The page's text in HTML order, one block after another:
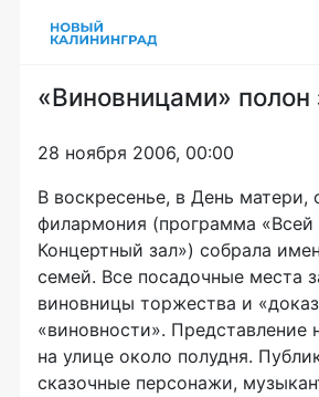
«Виновницами» полон
28 ноября 2006, 00:00
В воскресенье, в День матери,
филармония (программа
Концертный зал») собрала
семей. Все посадочные места
виновницы торжества и
«виновности». Представление
на улице около полудня.
сказочные персонажи,